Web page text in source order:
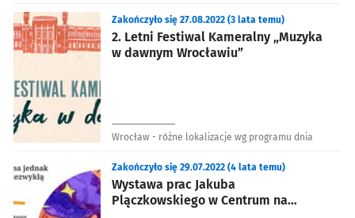
2. Letni Festiwal Kameralny „Muzyka
w dawnym Wrocławiu”
Zakończyło się 27.08.2022 (3 lata temu)
Wrocław - różne lokalizacje wg programu dnia
Wystawa prac Jakuba
Plączkowskiego w Centrum na
Zakończyło się 29.07.2022 (4 lata temu)